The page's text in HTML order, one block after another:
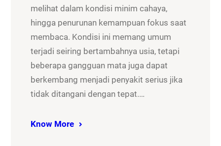
melihat dalam kondisi minim cahaya,
hingga penurunan kemampuan fokus saat
membaca. Kondisi ini memang umum
terjadi seiring bertambahnya usia, tetapi
beberapa gangguan mata juga dapat
berkembang menjadi penyakit serius jika
tidak ditangani dengan tepat.…
Know More